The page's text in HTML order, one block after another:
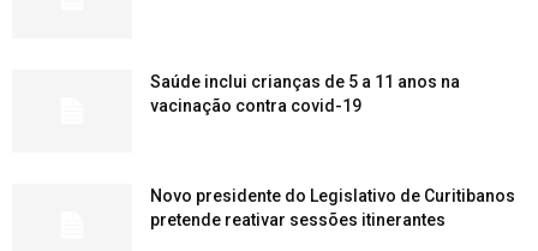
Saúde inclui crianças de 5 a 11 anos na
vacinação contra covid-19
Novo presidente do Legislativo de Curitibanos
pretende reativar sessões itinerantes